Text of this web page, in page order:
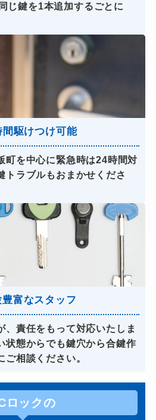
じ鍵を1本追加するごとに
間駆けつけ可能
町を中心に緊急時は24時間対
トラブルもおまかせくださ
富なスタッフ
、責任をもって対応いたしま
状態からでも鍵穴から合鍵作
ご相談ください。
ロックの